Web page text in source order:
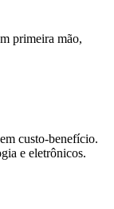
primeira mão,
custo-benefício.
e eletrônicos.